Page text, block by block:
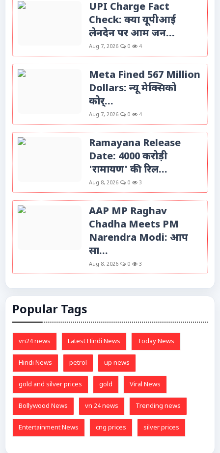
UPI Charge Fact
Check: क्या यूपीआई
लेनदेन पर आम जन...
Aug 7, 2026 0 4
Meta Fined 567 Million
Dollars: न्यू मेक्सिको
कोर्...
Aug 7, 2026 0 4
Ramayana Release
Date: 4000 करोड़ी
'रामायण' की रिल...
Aug 8, 2026 0 3
AAP MP Raghav
Chadha Meets PM
Narendra Modi: आप
सा...
Aug 8, 2026 0 3
Popular Tags
vn24 news Latest Hindi News Today News
Hindi News petrol up news
gold and silver prices gold Viral News
Bollywood News vn 24 news Trending news
Entertainment News cng prices silver prices